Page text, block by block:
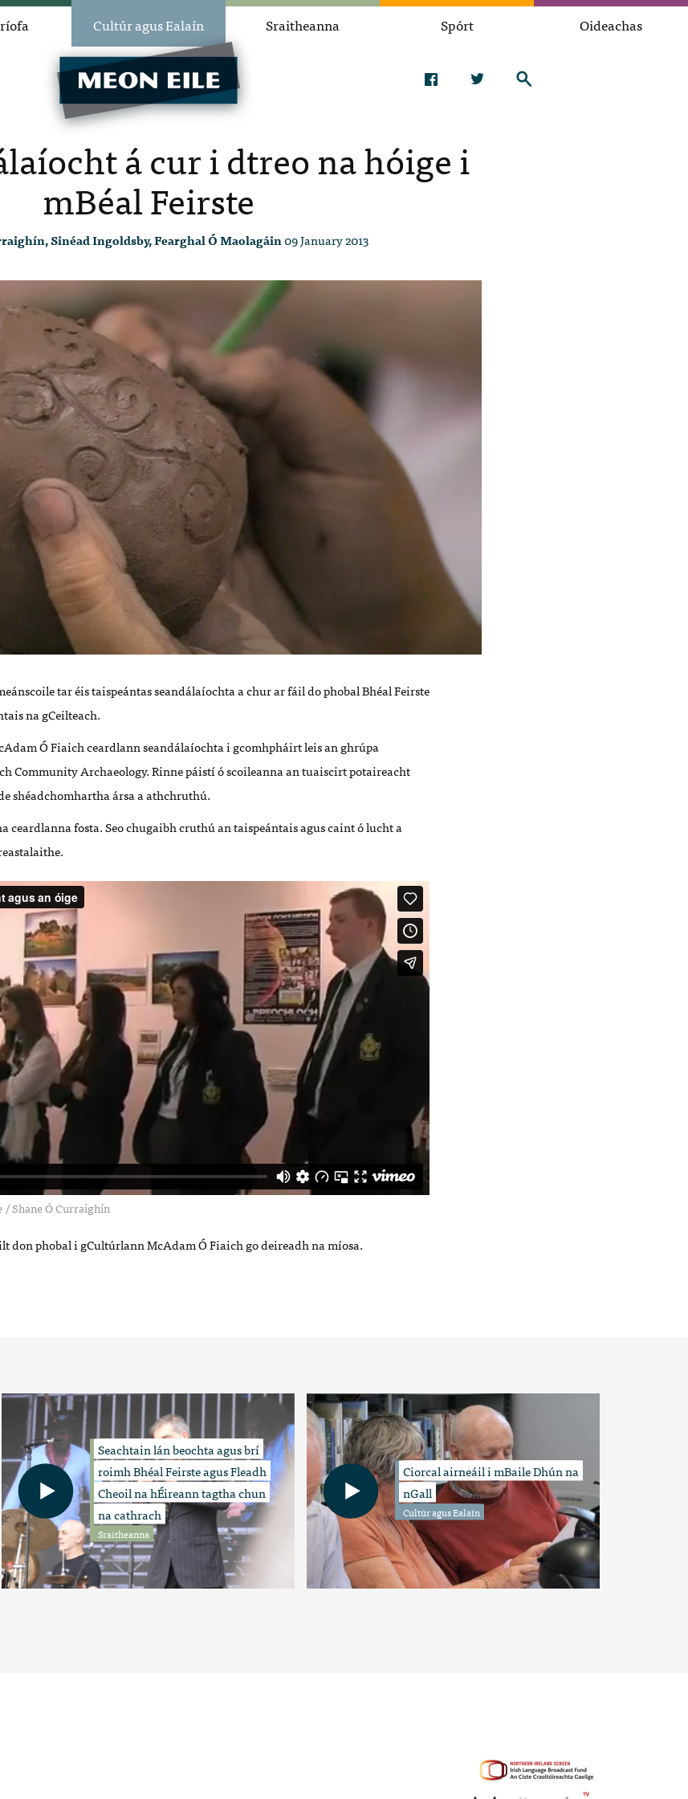
Cultúr agus Ealaín Sraitheanna Spórt Oideachas
á cur i dtreo na hóige i
mBéal Feirste
Sinéad Ingoldsby, Fearghal Ó Maolagáin09 January 2013
tar éis taispeántas seandálaíochta a chur ar fáil do phobal Bhéal Feirste
na gCeilteach.
Ó Fiaich ceardlann seandálaíochta i gcomhpháirt leis an ghrúpa
Community Archaeology. Rinne páistí ó scoileanna an tuaiscirt potaireacht
shéadchomhartha ársa a athchruthú.
ceardlanna fosta. Seo chugaibh cruthú an taispeántais agus caint ó lucht a
/Shane Ó Curraighín
don phobal i gCultúrlann McAdam Ó Fiaich go deireadh na míosa.
Seachtain lán beochta agus brí
roimh Bhéal Feirste agus Fleadh
Cheoil na hÉireann tagtha chun
na cathrach
Sraitheanna
Ciorcal airneáil i mBaile Dhún na
nGall
Cultúr agus Ealaín